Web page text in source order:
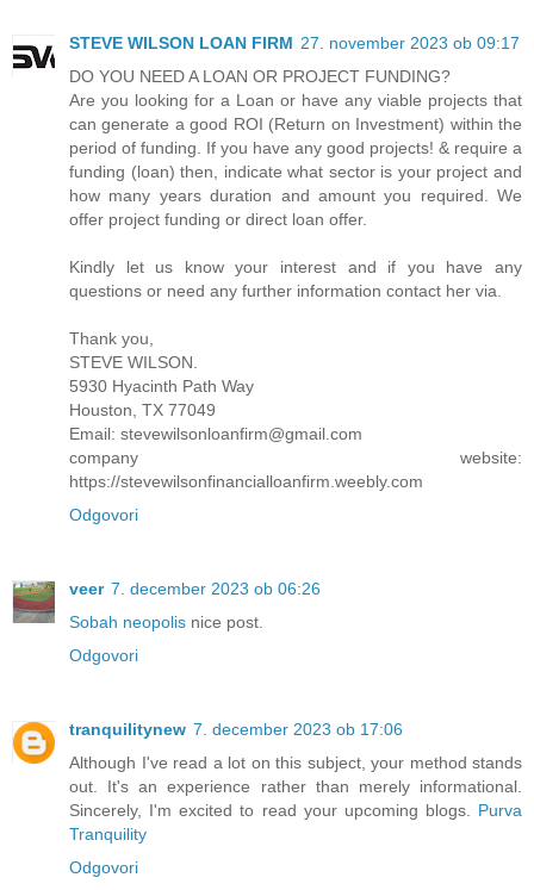
STEVE WILSON LOAN FIRM 27. november 2023 ob 09:17
DO YOU NEED A LOAN OR PROJECT FUNDING?
Are you looking for a Loan or have any viable projects that
can generate a good ROI (Return on Investment) within the
period of funding. If you have any good projects! & require a
funding (loan) then, indicate what sector is your project and
how many years duration and amount you required. We
offer project funding or direct loan offer.
Kindly let us know your interest and if you have any
questions or need any further information contact her via.
Thank you,
STEVE WILSON.
5930 Hyacinth Path Way
Houston, TX 77049
Email: stevewilsonloanfirm@gmail.com
company website:
https://stevewilsonfinancialloanfirm.weebly.com
Odgovori
veer 7. december 2023 ob 06:26
Sobah neopolis nice post.
Odgovori
tranquilitynew 7. december 2023 ob 17:06
Although I've read a lot on this subject, your method stands
out. It's an experience rather than merely informational.
Sincerely, I'm excited to read your upcoming blogs. Purva
Tranquility
Odgovori